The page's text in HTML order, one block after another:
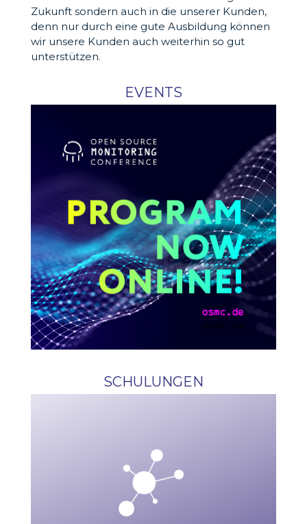
Zukunft sondern auch in die unserer Kunden,
denn nur durch eine gute Ausbildung können
wir unsere Kunden auch weiterhin so gut
unterstützen.
EVENTS
SCHULUNGEN